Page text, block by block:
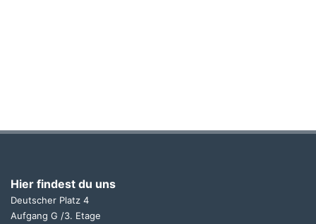
Hier findest du uns
Deutscher Platz 4
Aufgang G /3. Etage